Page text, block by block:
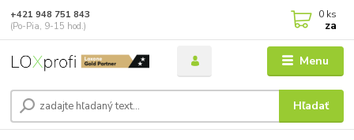
Menu
Hľadať
+421 948 751 843
(Po-Pia, 9-15 hod.)
0 ks
za